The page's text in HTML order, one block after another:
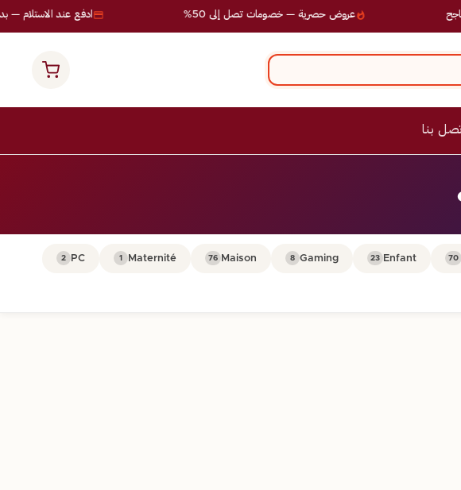
ادفع عند الاستلام — عروض حصرية — خصومات تصل إلى 50%
بنا
70
Enfant
23
Gaming
8
Maison
76
Maternité
1
PC
2